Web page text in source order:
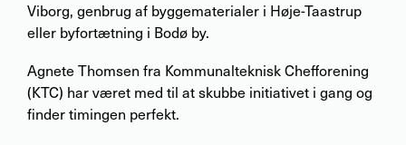
Viborg, genbrug af byggematerialer i Høje-Taastrup
eller byfortætning i Bodø by.
Agnete Thomsen fra Kommunalteknisk Chefforening
(KTC) har været med til at skubbe initiativet i gang og
finder timingen perfekt.